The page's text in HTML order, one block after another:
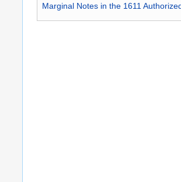
Marginal Notes in the 1611